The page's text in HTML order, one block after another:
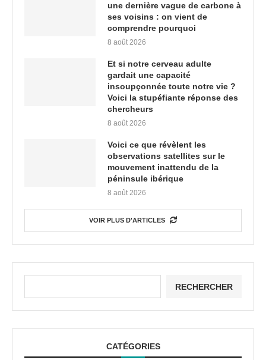
une dernière vague de carbone à
ses voisins : on vient de
comprendre pourquoi
8 août 2026
Et si notre cerveau adulte
gardait une capacité
insoupçonnée toute notre vie ?
Voici la stupéfiante réponse des
chercheurs
8 août 2026
Voici ce que révèlent les
observations satellites sur le
mouvement inattendu de la
péninsule ibérique
8 août 2026
VOIR PLUS D'ARTICLES
RECHERCHER
CATÉGORIES